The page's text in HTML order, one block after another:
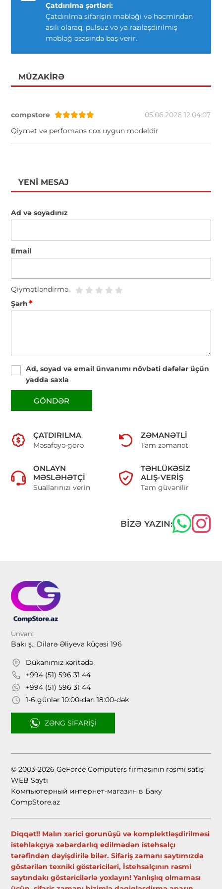
Çatdırılma şərtləri:
Çatdırılma sifarişin məbləği və həcmindən
asılı olaraq, pulsuz və ya razılaşdırılmış
məbləğ əsasında baş verir.
MÜZAKIRƏ
compstore
05.06.2026 12:04:07
Qiymet ve perfomans cox uygun modeldir
YENI MESAJ
Ad və soyadınız
Email
Qiymətləndirmə
Şərh*
Ad, soyad və email ünvanımı növbəti dəfələr üçün
yadda saxla
GÖNDƏR
ÇATDIRILMA
Məsafəyə görə
ZƏMANƏTLI
Tam zəmanət
ONLAYN
MƏSLƏHƏTÇI
Suallarınızı verin
TƏHLÜKƏSIZ
ALIŞ-VERIŞ
Tam güvənilir
BIZƏ YAZIN:
Ünvan:
Bakı ş., Dilarə Əliyeva küçəsi 196
Dükanımız xəritədə
+994 (51) 596 31 44
+994 (51) 596 31 44
1-6 günlər 10:00-dən 18:00-dək
ZƏNG SIFARIŞI
© 2003-2026 GeForce Computers firmasının rəsmi satış
WEB Saytı
Компьютерный интернет-магазин в Баку
CompStore.az
Diqqət!! Malın xarici gorunüşü və komplektləşdirilməsi
istehlakçıya xəbərdarlıq edilmədən istehsalçı
tərəfindən dəyişdirilə bilər. Sifariş zamanı saytımızda
göstərilən texniki göstəriciləri, İstehsalçının rəsmi
saytındakı göstəricilərlə yoxlayın! Yanlışlıq olmaması